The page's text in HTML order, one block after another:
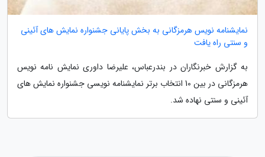
نمایشنامه نویس هرمزگانی به بخش پایانی جشنواره نمایش های آئینی
و سنتی راه یافت
به گزارش خبرنگاران در بندرعباس، علیرضا داوری نمایش نامه نویس
هرمزگانی در بین 10 انتخاب برتر نمایشنامه نویسی جشنواره نمایش های
آئینی و سنتی نهاده شد.